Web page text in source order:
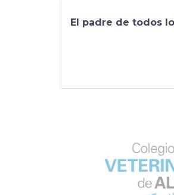
El padre de todos